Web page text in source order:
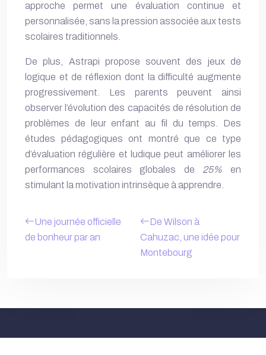
approche permet une évaluation continue et
personnalisée, sans la pression associée aux tests
scolaires traditionnels.
De plus, Astrapi propose souvent des jeux de
logique et de réflexion dont la difficulté augmente
progressivement. Les parents peuvent ainsi
observer l’évolution des capacités de résolution de
problèmes de leur enfant au fil du temps. Des
études pédagogiques ont montré que ce type
d’évaluation régulière et ludique peut améliorer les
performances scolaires globales de 25% en
stimulant la motivation intrinsèque à apprendre.
Une journée officielle
de bonheur par an
De Wilson à
Cahuzac, une idée pour
Montebourg